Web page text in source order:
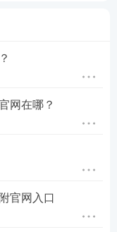
级工程师职
学安全工程专业
证证帮您解答>
网在哪？
官网入口